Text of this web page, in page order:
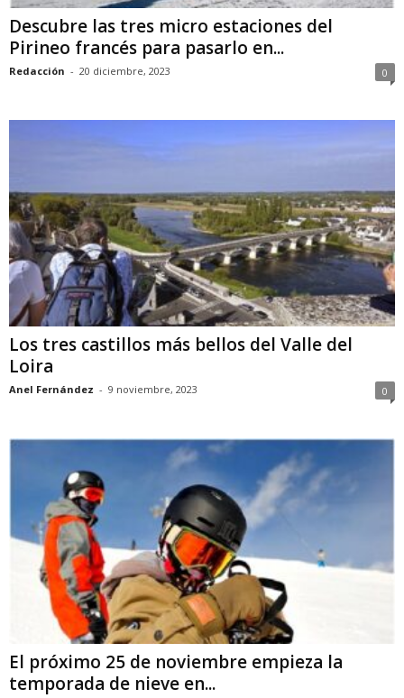
Descubre las tres micro estaciones del
Pirineo francés para pasarlo en...
Redacción - 20 diciembre, 2023 0
Los tres castillos más bellos del Valle del
Loira
Anel Fernández - 9 noviembre, 2023 0
El próximo 25 de noviembre empieza la
temporada de nieve en...